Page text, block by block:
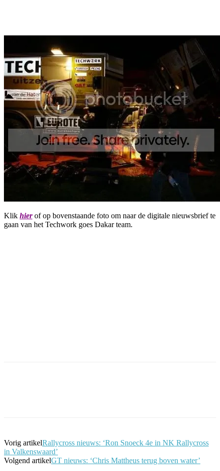
Klik hierof op bovenstaande foto om naar de digitale nieuwsbrief te
gaan van het Techwork goes Dakar team.
Vorig artikelRallycross nieuws: ‘Ron Snoeck 4e in NK Rallycross
in Valkenswaard’
Volgend artikelGT nieuws: ‘Chris Mattheus terug boven water’